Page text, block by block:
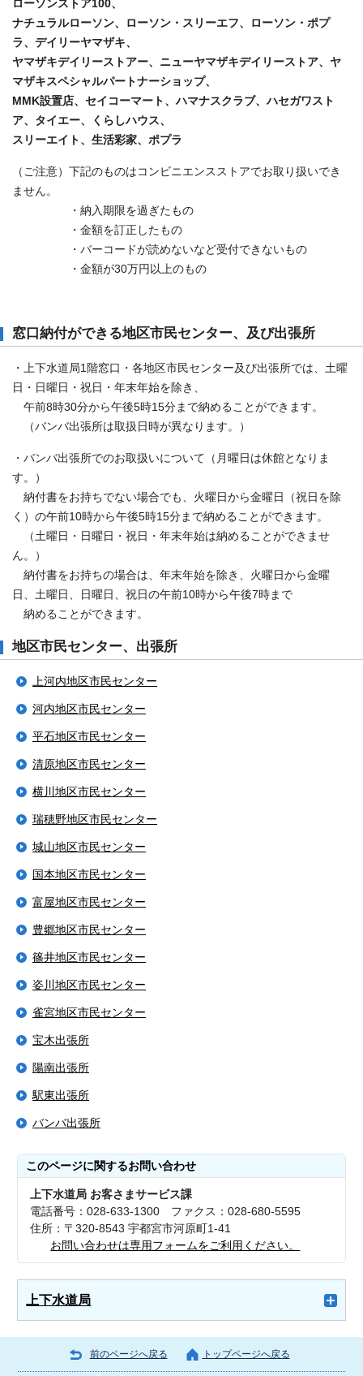
ローソンストア100、
ナチュラルローソン、ローソン・スリーエフ、ローソン・ポプ
ラ、デイリーヤマザキ、
ヤマザキデイリーストアー、ニューヤマザキデイリーストア、ヤ
マザキスペシャルパートナーショップ、
MMK設置店、セイコーマート、ハマナスクラブ、ハセガワスト
ア、タイエー、くらしハウス、
スリーエイト、生活彩家、ポプラ
（ご注意）下記のものはコンビニエンスストアでお取り扱いでき
ません。
・納入期限を過ぎたもの
・金額を訂正したもの
・バーコードが読めないなど受付できないもの
・金額が30万円以上のもの
窓口納付ができる地区市民センター、及び出張所
・上下水道局1階窓口・各地区市民センター及び出張所では、土曜
日・日曜日・祝日・年末年始を除き、
午前8時30分から午後5時15分まで納めることができます。
（バンバ出張所は取扱日時が異なります。）
・バンバ出張所でのお取扱いについて（月曜日は休館となりま
す。）
納付書をお持ちでない場合でも、火曜日から金曜日（祝日を除
く）の午前10時から午後5時15分まで納めることができます。
（土曜日・日曜日・祝日・年末年始は納めることができませ
ん。）
納付書をお持ちの場合は、年末年始を除き、火曜日から金曜
日、土曜日、日曜日、祝日の午前10時から午後7時まで
納めることができます。
地区市民センター、出張所
上河内地区市民センター
河内地区市民センター
平石地区市民センター
清原地区市民センター
横川地区市民センター
瑞穂野地区市民センター
城山地区市民センター
国本地区市民センター
富屋地区市民センター
豊郷地区市民センター
篠井地区市民センター
姿川地区市民センター
雀宮地区市民センター
宝木出張所
陽南出張所
駅東出張所
バンバ出張所
このページに関するお問い合わせ
上下水道局 お客さまサービス課
電話番号：028-633-1300 ファクス：028-680-5595
住所：〒320-8543 宇都宮市河原町1-41
お問い合わせは専用フォームをご利用ください。
上下水道局
前のページへ戻る トップページへ戻る